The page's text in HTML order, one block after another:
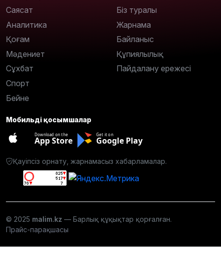
Саясат
Аналитика
Қоғам
Мәдениет
Сұхбат
Спорт
Бейне
Біз туралы
Жарнама
Байланыс
Құпиялылық
Пайдалану ережесі
Мобильді қосымшалар
Download on the
App Store
Get it on
Google Play
Қауіпсіз орнату, жарнамасыз хабарламалар.
© 2025 malim.kz — Барлық құқықтар қорғалған.
Прайс-парақшасы